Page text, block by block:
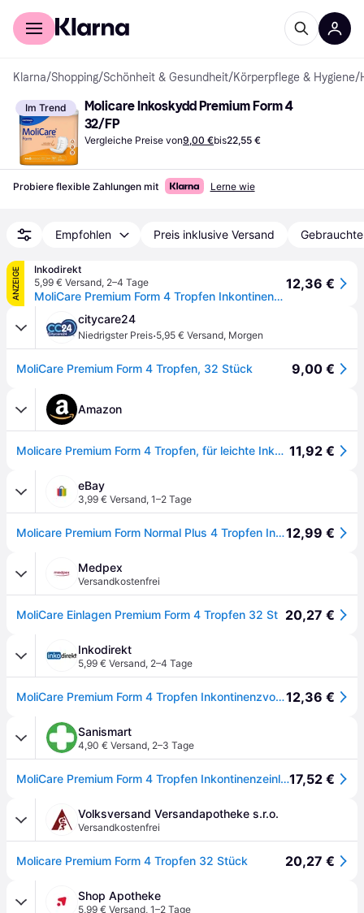
Für Shopper
Klarna/Shopping/Schönheit & Gesundheit/Körperpflege & Hygiene/
Im Trend
Molicare Inkoskydd Premium Form 4
32/FP
Vergleiche Preise von9,00 €bis22,55 €
Probiere flexible Zahlungen mit Lerne wie
Empfohlen Preis inklusive Versand
ANZEIGE
Inkodirekt
5,99 € Versand, 2–4 Tage
MoliCare Premium Form 4 Tropfen Inkontinenzvorlagen 32 Stück
12,36 €
citycare24
Niedrigster Preis·5,95 € Versand, Morgen
MoliCare Premium Form 4 Tropfen, 32 Stück 9,00 €
Amazon
Molicare Premium Form 4 Tropfen, für leichte Inkontinenz: maximale Sicherheit, extra Auslaufschutz und Diskretion für Frauen und Männer, zu verwenden mit MoliCare Premium Fixpants, 32 Stück 11,92 €
eBay
3,99 € Versand, 1–2 Tage
Molicare Premium Form Normal Plus 4 Tropfen Inkontinenzvorlage 32/128 Stück12,99 €
Medpex
Versandkostenfrei
MoliCare Einlagen Premium Form 4 Tropfen 32 St 20,27 €
Inkodirekt
5,99 € Versand, 2–4 Tage
MoliCare Premium Form 4 Tropfen Inkontinenzvorlagen 32 Stück12,36 €
Sanismart
4,90 € Versand, 2–3 Tage
MoliCare Premium Form 4 Tropfen Inkontinenzeinlagen (32 Stck.)17,52 €
Volksversand Versandapotheke s.r.o.
Versandkostenfrei
Molicare Premium Form 4 Tropfen 32 Stück 20,27 €
Shop Apotheke
5,99 € Versand, 1–2 Tage